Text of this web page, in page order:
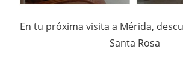
En tu próxima visita a Mérida,
Santa Rosa